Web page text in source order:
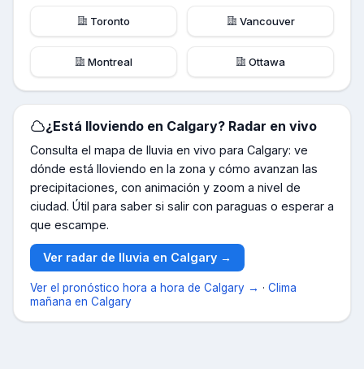
Toronto Vancouver
Montreal Ottawa
¿Está lloviendo en Calgary? Radar en vivo
Consulta el mapa de lluvia en vivo para Calgary: ve
dónde está lloviendo en la zona y cómo avanzan las
precipitaciones, con animación y zoom a nivel de
ciudad. Útil para saber si salir con paraguas o esperar a
que escampe.
Ver radar de lluvia en Calgary →
Ver el pronóstico hora a hora de Calgary → · Clima
mañana en Calgary